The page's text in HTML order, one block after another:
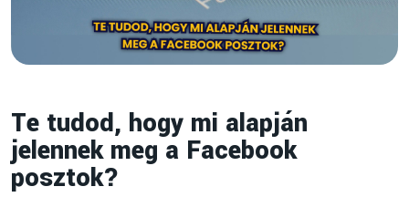
Te tudod, hogy mi alapján
jelennek meg a Facebook
posztok?